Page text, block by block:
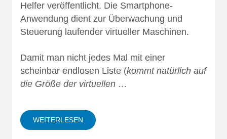
Helfer veröffentlicht. Die Smartphone-
Anwendung dient zur Überwachung und
Steuerung laufender virtueller Maschinen.
Damit man nicht jedes Mal mit einer
scheinbar endlosen Liste (kommt natürlich auf
die Größe der virtuellen …
WEITERLESEN